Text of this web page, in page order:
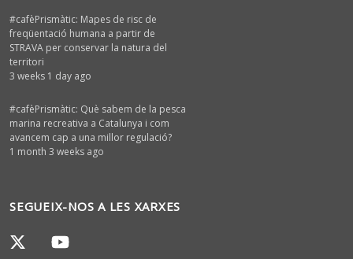
#cafèPrismàtic: Mapes de risc de
freqüentació humana a partir de
STRAVA per conservar la natura del
territori
3 weeks 1 day ago
#cafèPrismàtic: Què sabem de la pesca
marina recreativa a Catalunya i com
avancem cap a una millor regulació?
1 month 3 weeks ago
SEGUEIX-NOS A LES XARXES